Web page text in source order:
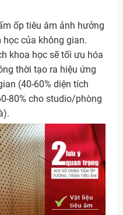
ốp tiêu âm ảnh hưởng
của không gian.
khoa học sẽ tối ưu hóa
thời tạo ra hiệu ứng
(40-60% diện tích
80% cho studio/phòng